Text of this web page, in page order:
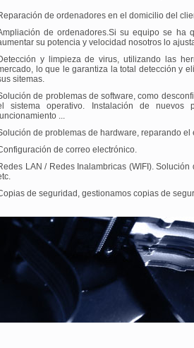
de ordenadores en el domicilio del
de ordenadores.Si su equipo se ha
su potencia y velocidad nosotros lo
y limpieza de virus, utilizando las
lo que le garantiza la total detección y
sitemas.
de problemas de software, como
sistema operativo. Instalación de nuevos
...
de problemas de hardware, reparando
de correo electrónico.
LAN / Redes Inalambricas (WIFI).
de seguridad, gestionamos copias de